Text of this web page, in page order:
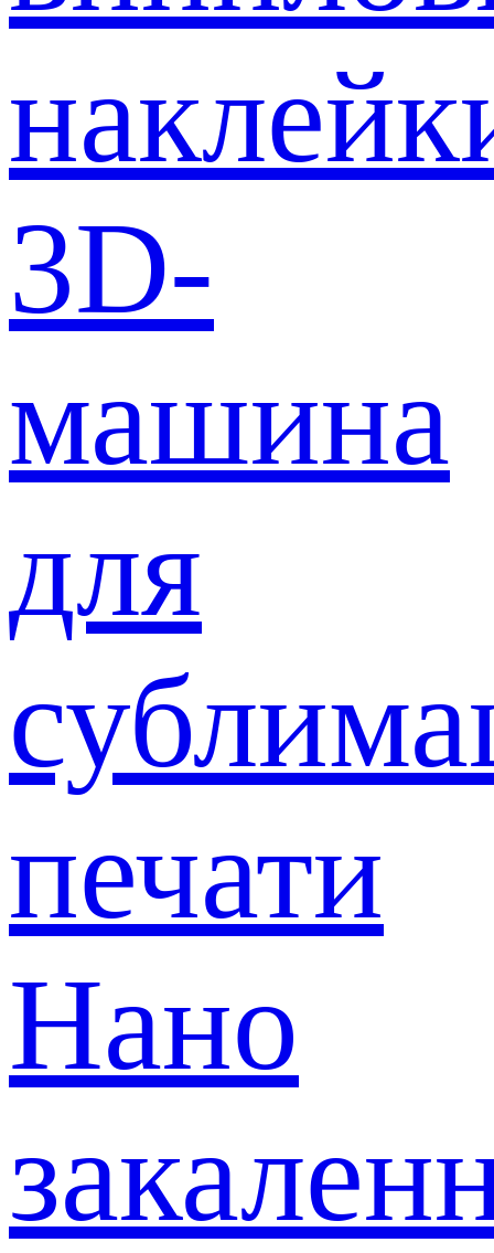
3D-
машина
для
печати
Нано